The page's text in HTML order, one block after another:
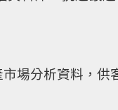
場分析資料，供